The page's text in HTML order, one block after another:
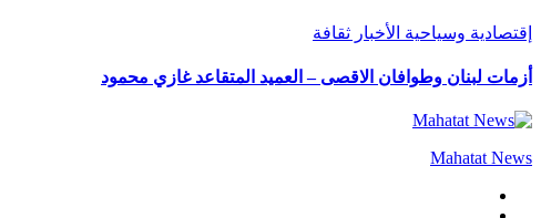
إقتصادية وسياحية الأخبار ثقافة
أزمات لبنان وطوافان الاقصى – العميد المتقاعد غازي محمود
Mahatat News